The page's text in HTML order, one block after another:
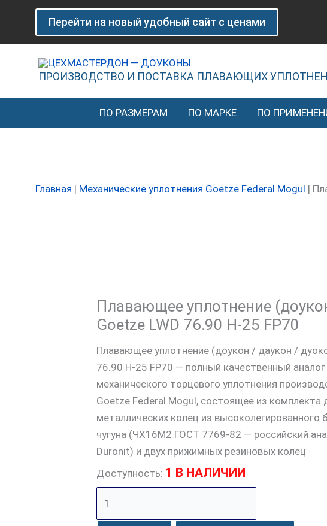
Перейти
содержимому
Перейти на новый удобный сайт с ценами
ПРОИЗВОДСТВО И ПОСТАВКА ПЛАВАЮЩИХ
ПО РАЗМЕРАМ ПО МАРКЕ ПО
Главная | Механические уплотнения Goetze Federal Mogul |
Плавающее уплотнение
Goetze LWD 76.90 H-25 FP70
Плавающее уплотнение (доукон / даукон /
76.90 H-25 FP70 — полный качественный аналог
механического торцевого уплотнения
Goetze Federal Mogul, состоящее из комплекта
металлических колец из высоколегированного
чугуна (ЧХ16М2 ГОСТ 7769-82 — российский
Duronit) и двух прижимных резиновых колец
Доступность: 1 В НАЛИЧИИ
Количество
товара
Плавающее
уплотнение
(доукон)
LWD
76.90